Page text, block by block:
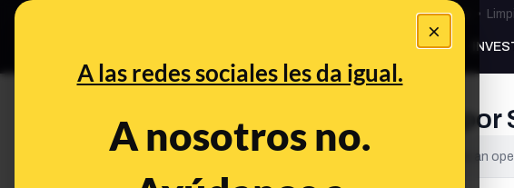
×
A las redes sociales les da igual.
A nosotros no.
Bulos Ceuta •
PREBUNKING
¿Vídeo de migrantes legalizados por
This content has NOT yet been verified. It is an